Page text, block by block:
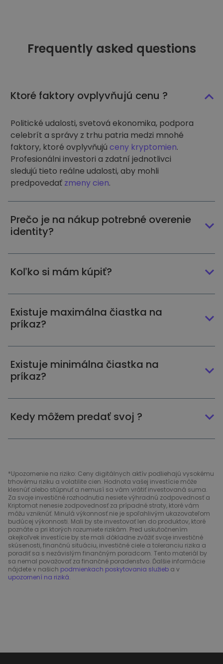
Frequently asked questions
Ktoré faktory ovplyvňujú cenu ?
Politické udalosti, svetová ekonomika, podpora
celebrít a správy z trhu patria medzi mnohé
faktory, ktoré ovplyvňujú ceny kryptomien.
Profesionálni investori a zdatní jednotlivci
sledujú tieto reálne udalosti, aby mohli
predpovedať zmeny cien.
Prečo je na nákup potrebné overenie
identity?
Koľko si mám kúpiť?
Existuje maximálna čiastka na
príkaz?
Existuje minimálna čiastka na
príkaz?
Kedy môžem predať svoj ?
*Upozornenie na riziko: Ceny digitálnych aktív podliehajú vysokému
trhovému riziku a volatilite cien. Hodnota vašej investície môže
klesnúť alebo stúpnuť a nemusí sa vám vrátiť investovaná suma.
Za svoje investičné rozhodnutia nesiete výhradnú zodpovednosť a
Kriptomat nenesie zodpovednosť za prípadné straty, ktoré vám
môžu vzniknúť. Minulá výkonnosť nie je spoľahlivým ukazovateľom
budúcej výkonnosti. Mali by ste investovať len do produktov, ktoré
poznáte a pri ktorých rozumiete rizikám. Pred uskutočnením
akejkoľvek investície by ste mali dôkladne zvážiť svoje investičné
skúsenosti, finančnú situáciu, investičné ciele a toleranciu rizika a
poradiť sa s nezávislým finančným poradcom. Tento materiál by
sa nemal považovať za finančné poradenstvo. Ďalšie informácie
nájdete v našich podmienkach poskytovania služieb a v
upozornení na riziká.